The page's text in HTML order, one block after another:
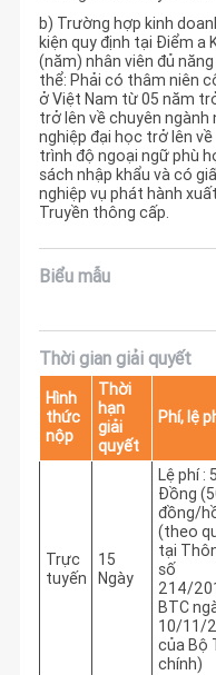
b) Trường hợp kinh
kiện quy định tại Điểm a
(năm) nhân viên đủ
thể: Phải có thâm niên
ở Việt Nam từ 05 năm
trở lên về chuyên
nghiệp đại học trở lên
trình độ ngoại ngữ phù
sách nhập khẩu và có
nghiệp vụ phát hành
Truyền thông cấp.
Biểu mẫu
Thời gian giải quyết
Hình
thức
nộp
Thời
hạn
giải
quyết
Phí, lệ
Trực
tuyến
15
Ngày
Lệ phí :
Đồng
đồng/
(theo
tại
số
214/
BTC
10/11/
của Bộ
chính)